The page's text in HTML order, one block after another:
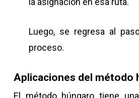
Luego, se regresa al
proceso.
Aplicaciones del método
El método húngaro tiene